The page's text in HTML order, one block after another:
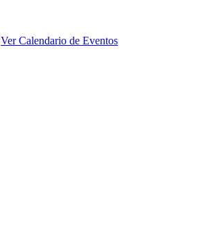
Ver Calendario de Eventos